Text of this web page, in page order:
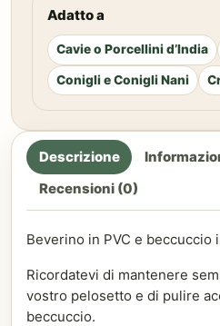
Adatto a
Cavie o Porcellini d’India
Conigli e Conigli Nani
Descrizione
Recensioni (0)
Beverino in PVC e beccuccio
Ricordatevi di mantenere
vostro pelosetto e di pulire
beccuccio.